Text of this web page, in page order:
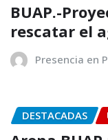
BUAP.-
rescatar el
Presencia en
DESTACADAS